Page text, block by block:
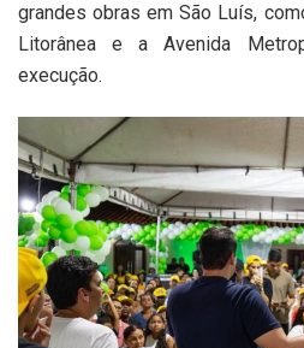
grandes obras em São Luís,
Litorânea e a Avenida
execução.